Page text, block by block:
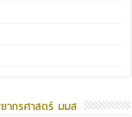
ากรศาสตร์ มมส